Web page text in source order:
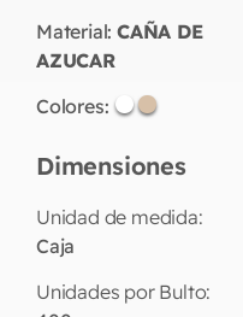
Material: CAÑA DE
AZUCAR
Colores:
Dimensiones
Unidad de medida:
Caja
Unidades por Bulto: